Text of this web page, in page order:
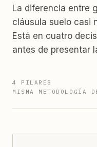
La diferencia entre
cláusula suelo casi
Está en cuatro
antes de presentar
4 PILARES
MISMA METODOLOGÍA